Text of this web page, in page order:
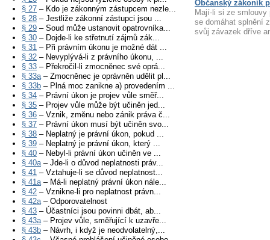
§ 27 – Kdo je zákonným zástupcem nezle...
§ 28 – Jestliže zákonní zástupci jsou ...
§ 29 – Soud může ustanovit opatrovníka...
§ 30 – Dojde-li ke střetnutí zájmů zák...
§ 31 – Při právním úkonu je možné dát ...
§ 32 – Nevyplývá-li z právního úkonu, ...
§ 33 – Překročil-li zmocněnec své oprá...
§ 33a– Zmocněnec je oprávněn udělit pl...
§ 33b – Plná moc zanikne a) provedením ...
§ 34 – Právní úkon je projev vůle směř...
§ 35 – Projev vůle může být učiněn jed...
§ 36 – Vznik, změnu nebo zánik práva č...
§ 37 – Právní úkon musí být učiněn svo...
§ 38 – Neplatný je právní úkon, pokud ...
§ 39 – Neplatný je právní úkon, který ...
§ 40 – Nebyl-li právní úkon učiněn ve ...
§ 40a– Jde-li o důvod neplatnosti práv...
§ 41 – Vztahuje-li se důvod neplatnost...
§ 41a– Má-li neplatný právní úkon nále...
§ 42 – Vznikne-li pro neplatnost právn...
§ 42a– Odporovatelnost
§ 43 – Účastníci jsou povinni dbát, ab...
§ 43a– Projev vůle, směřující k uzavře...
§ 43b – Návrh, i když je neodvolatelný,...
Občanský zákoník
Mají-li si ze
se domáhat splnění
svůj závazek dříve